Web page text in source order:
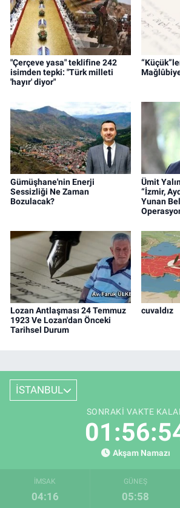
"Çerçeve yasa" teklifine 242
isimden tepki: "Türk milleti
'hayır' diyor"
Gümüşhane'nin Enerji
Sessizliği Ne Zaman
Bozulacak?
Ümit
“İzmir,
Yunan
Lozan Antlaşması 24 Temmuz
1923 Ve Lozan'dan Önceki
Tarihsel Durum
cuvaldız
İSTANBUL
SONRAKI VAKTE
Akşam Namazı
İMSAK
04:16
GÜNEŞ
05:58